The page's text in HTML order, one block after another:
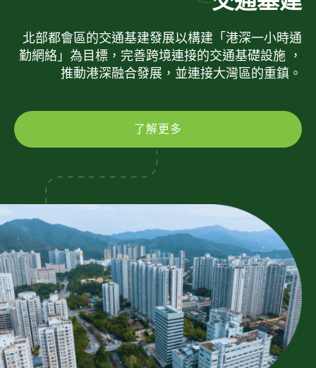
北部都會區的交通基建發展以構建「港深一小時通
勤網絡」為目標，完善跨境連接的交通基礎設施 ，
推動港深融合發展，並連接大灣區的重鎮。
了解更多